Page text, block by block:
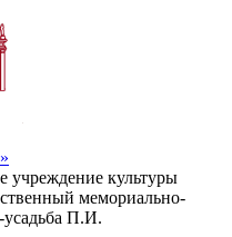
учреждение культуры
мемориально-
П.И.